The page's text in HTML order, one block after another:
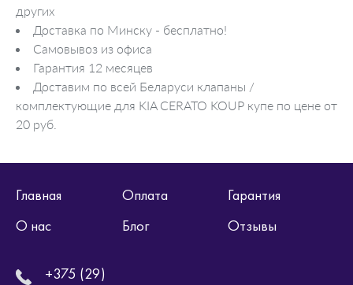
других
Доставка по Минску - бесплатно!
Самовывоз из офиса
Гарантия 12 месяцев
Доставим по всей Беларуси клапаны /
комплектующие для KIA CERATO KOUP купе по цене от
20 руб.
Главная Оплата
Гарантия
О нас
Блог Отзывы
+375 (29)